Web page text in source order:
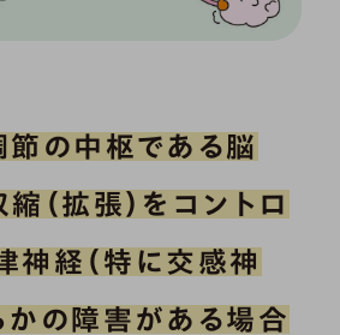
節の中枢である脳
（拡張）をコントロ
神経（特に交感神
かの障害がある場合